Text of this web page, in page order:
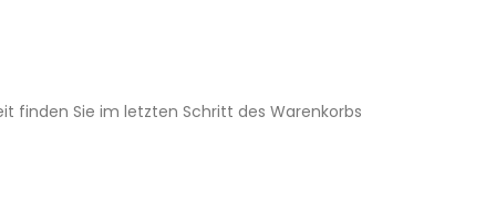
finden Sie im letzten Schritt des Warenkorbs